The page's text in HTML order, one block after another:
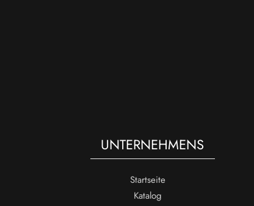
UNTERNEHMENS
Startseite
Katalog